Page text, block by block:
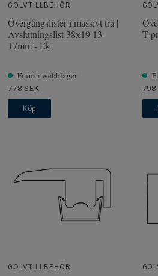
GOLVTILLBEHÖR
Övergångslister i massivt trä |
Avslutningslist 38x19 13-
17mm - Ek
Finns i webblager
778 SEK
Köp
T-
798
GOLVTILLBEHÖR